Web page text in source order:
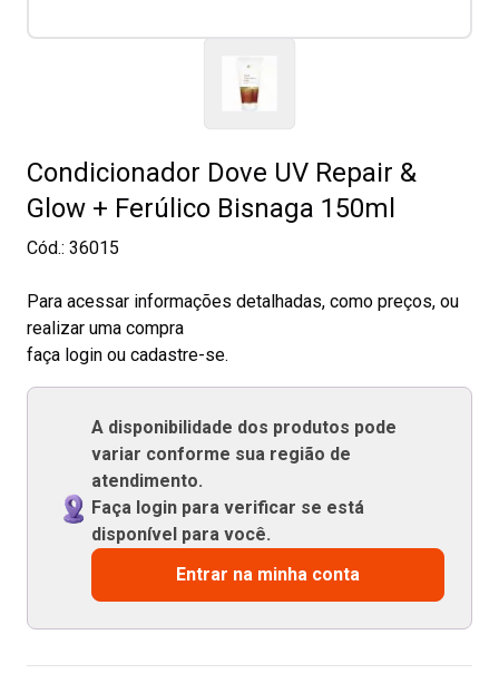
Condicionador Dove UV Repair &
Glow + Ferúlico Bisnaga 150ml
Cód.: 36015
Para acessar informações detalhadas, como preços, ou
realizar uma compra
faça login ou cadastre-se.
A disponibilidade dos produtos pode
variar conforme sua região de
atendimento.
Faça login para verificar se está
disponível para você.
Entrar na minha conta